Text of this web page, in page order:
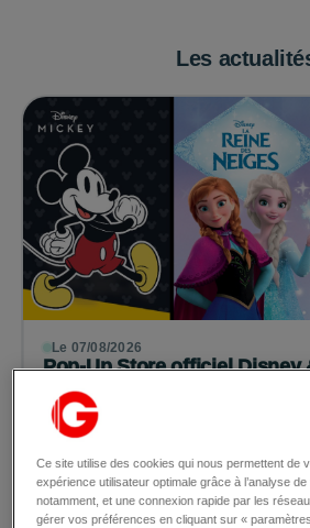
Les
Le 07/08/2026
Pop-Up Store officiel Disney
Les univers Disney et Marvel
Jean le temps d’une semaine
Lire la suite →
Ce site utilise des cookies qui nous permettent de
expérience utilisateur optimale grâce à l’analyse
notamment, et une connexion rapide par les
gérer vos préférences en cliquant sur «